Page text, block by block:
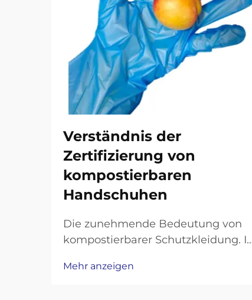
Verständnis der
Zertifizierung von
kompostierbaren
Handschuhen
Die zunehmende Bedeutung von
kompostierbarer Schutzkleidung.
Umweltbewusstsein und
Mehr anzeigen